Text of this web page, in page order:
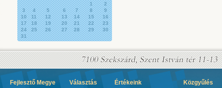
1
2
3
4 5 6 7 8
9
10
11 12 13 14 15
16
17
18 19 20 21 22
23
24
25 26 27 28 29
30
31
Fejlesztő Megye Választás Értékeink Közgyűlés